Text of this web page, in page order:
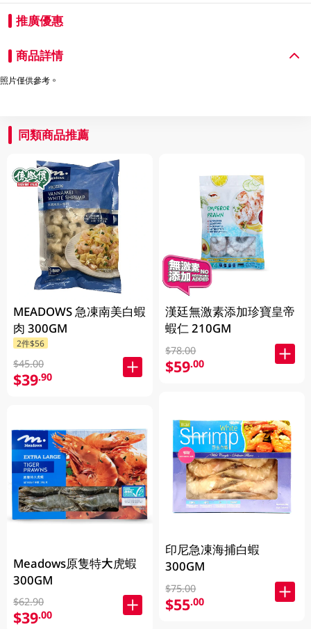
推廣優惠
商品詳情
照片僅供參考。
同類商品推薦
MEADOWS 急凍南美白蝦
肉 300GM
2件$56
$45.00
$39.90
Meadows原隻特大虎蝦
300GM
$62.90
$39.00
漢廷無激素添加珍寶皇帝
蝦仁 210GM
$78.00
$59.00
印尼急凍海捕白蝦
300GM
$75.00
$55.00